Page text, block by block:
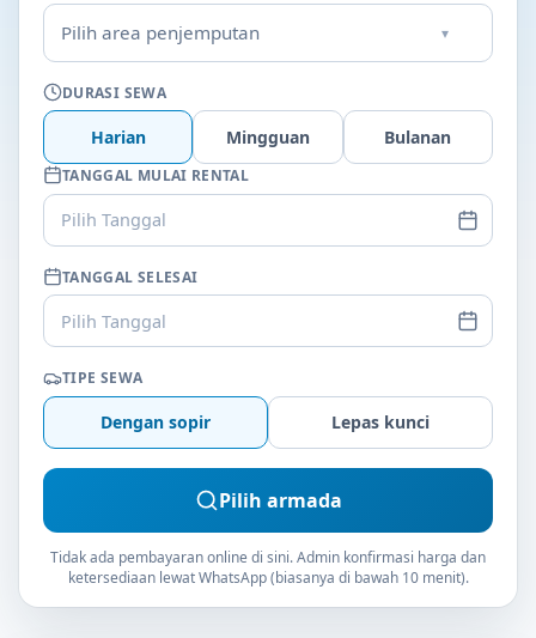
Pilih area penjemputan ▾
DURASI SEWA
Harian Mingguan Bulanan
TANGGAL MULAI RENTAL
Pilih Tanggal
TANGGAL SELESAI
Pilih Tanggal
TIPE SEWA
Dengan sopir Lepas kunci
Pilih armada
Tidak ada pembayaran online di sini. Admin konfirmasi harga dan
ketersediaan lewat WhatsApp (biasanya di bawah 10 menit).